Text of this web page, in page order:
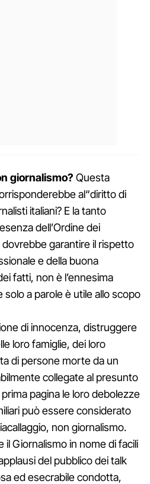
giornalismo? Questa
al“diritto di
italiani? E la tanto
dell’Ordine dei
dovrebbe garantire il rispetto
e della buona
fatti, non è l’ennesima
a parole è utile allo scopo
di innocenza, distruggere
loro famiglie, dei loro
di persone morte da un
collegate al presunto
pagina le loro debolezze
può essere considerato
non giornalismo.
Giornalismo in nome di facili
del pubblico dei talk
ed esecrabile condotta,